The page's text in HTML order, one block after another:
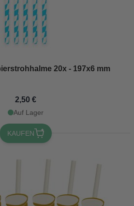
20x - 197x6 mm
2,50 €
Auf Lager
KAUFEN